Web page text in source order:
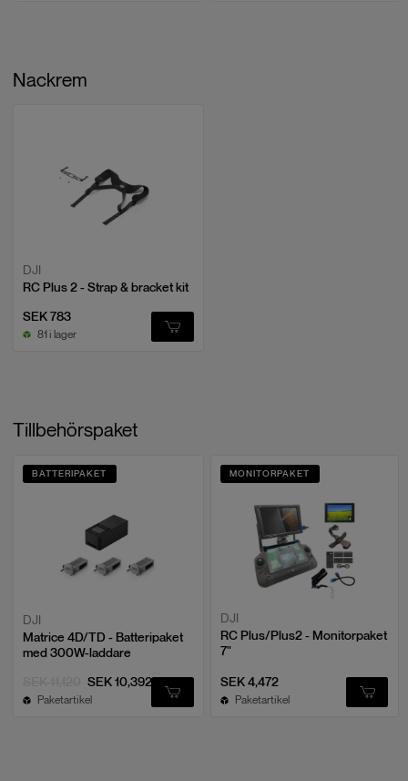
Nackrem
DJI
RC Plus 2 - Strap & bracket kit
SEK 783
81 i lager
Tillbehörspaket
BATTERIPAKET
DJI
Matrice 4D/TD - Batteripaket
med 300W-laddare
SEK 10,392
Paketartikel
MONITORPAKET
DJI
RC Plus/Plus2 - Monitorpaket
7"
SEK 4,472
Paketartikel